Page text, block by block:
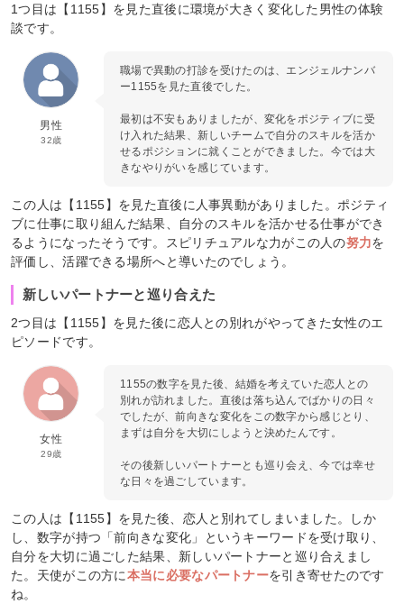
1つ目は【1155】を見た直後に環境が大きく変化した男性の体験
談です。
男性
32歳
職場で異動の打診を受けたのは、エンジェルナンバ
ー1155を見た直後でした。
最初は不安もありましたが、変化をポジティブに受
け入れた結果、新しいチームで自分のスキルを活か
せるポジションに就くことができました。今では大
きなやりがいを感じています。
この人は【1155】を見た直後に人事異動がありました。ポジティ
ブに仕事に取り組んだ結果、自分のスキルを活かせる仕事ができ
るようになったそうです。スピリチュアルな力がこの人の努力を
評価し、活躍できる場所へと導いたのでしょう。
新しいパートナーと巡り合えた
2つ目は【1155】を見た後に恋人との別れがやってきた女性のエ
ピソードです。
女性
29歳
1155の数字を見た後、結婚を考えていた恋人との
別れが訪れました。直後は落ち込んでばかりの日々
でしたが、前向きな変化をこの数字から感じとり、
まずは自分を大切にしようと決めたんです。
その後新しいパートナーとも巡り会え、今では幸せ
な日々を過ごしています。
この人は【1155】を見た後、恋人と別れてしまいました。しか
し、数字が持つ「前向きな変化」というキーワードを受け取り、
自分を大切に過ごした結果、新しいパートナーと巡り合えまし
た。天使がこの方に本当に必要なパートナーを引き寄せたのです
ね。